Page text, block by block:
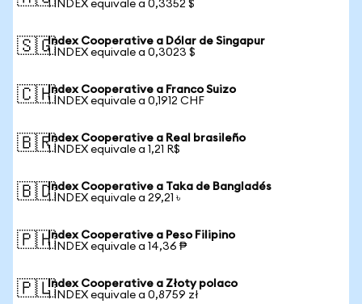
1 INDEX equivale a 0,3352 $
🇸🇬Index Cooperative a Dólar de Singapur
1 INDEX equivale a 0,3023 $
🇨🇭Index Cooperative a Franco Suizo
1 INDEX equivale a 0,1912 CHF
🇧🇷Index Cooperative a Real brasileño
1 INDEX equivale a 1,21 R$
🇧🇩Index Cooperative a Taka de Bangladés
1 INDEX equivale a 29,21 ৳
🇵🇭Index Cooperative a Peso Filipino
1 INDEX equivale a 14,36 ₱
🇵🇱Index Cooperative a Złoty polaco
1 INDEX equivale a 0,8759 zł